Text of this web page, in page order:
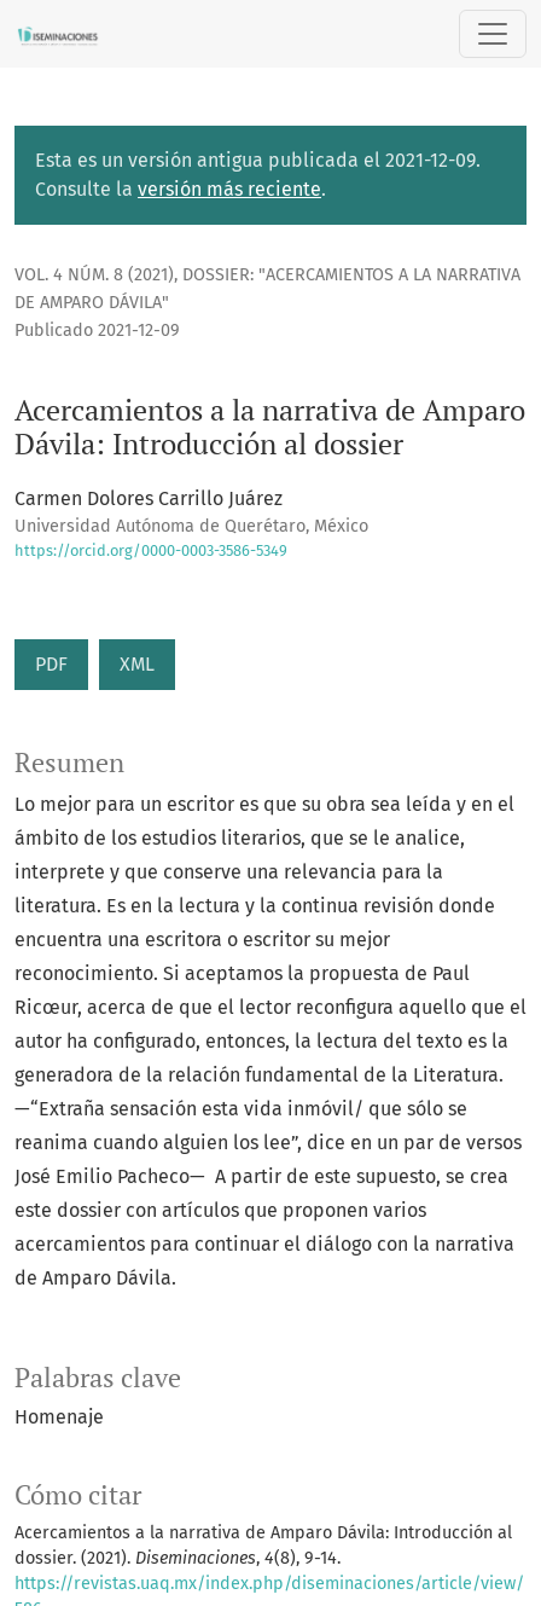
Acercamientos a la narrativa de Amparo Dávila:
Esta es un versión antigua publicada el 2021-12-09.
Consulte la versión más reciente.
VOL. 4 NÚM. 8 (2021), DOSSIER: "ACERCAMIENTOS A LA NARRATIVA
DE AMPARO DÁVILA"
Acercamientos a la narrativa de Amparo
Dávila: Introducción al dossier
Publicado 2021-12-09
Carmen Dolores Carrillo Juárez
Universidad Autónoma de Querétaro, México
https://orcid.org/0000-0003-3586-5349
PDF XML
Palabras clave
Homenaje
Cómo citar
Acercamientos a la narrativa de Amparo Dávila: Introducción al
dossier. (2021). Diseminaciones, 4(8), 9-14.
https://revistas.uaq.mx/index.php/diseminaciones/article/view/
Resumen
Lo mejor para un escritor es que su obra sea leída y en el
ámbito de los estudios literarios, que se le analice,
interprete y que conserve una relevancia para la
literatura. Es en la lectura y la continua revisión donde
encuentra una escritora o escritor su mejor
reconocimiento. Si aceptamos la propuesta de Paul
Ricœur, acerca de que el lector reconfigura aquello que el
autor ha configurado, entonces, la lectura del texto es la
generadora de la relación fundamental de la Literatura.
—“Extraña sensación esta vida inmóvil/ que sólo se
reanima cuando alguien los lee”, dice en un par de versos
José Emilio Pacheco— A partir de este supuesto, se crea
este dossier con artículos que proponen varios
acercamientos para continuar el diálogo con la narrativa
de Amparo Dávila.